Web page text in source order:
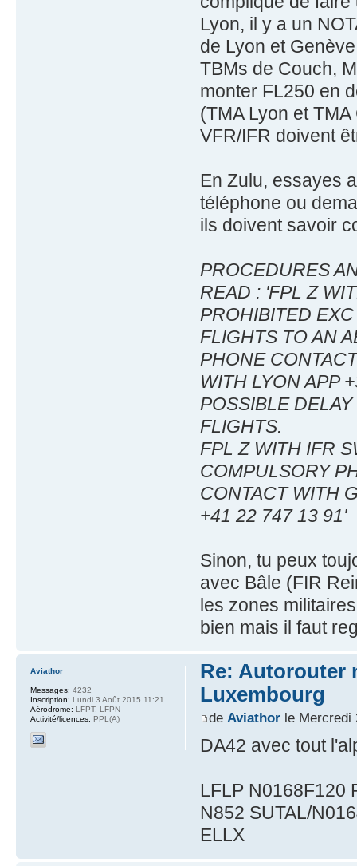
Lyon, il y a un
de Lyon et
TBMs de Couch,
monter FL250 en
(TMA Lyon et
VFR/IFR doivent
En Zulu, essayes
téléphone ou
ils doivent savoir
PROCEDURES
READ : 'FPL Z
PROHIBITED
FLIGHTS TO AN
PHONE CONTACT
WITH LYON APP
POSSIBLE
FLIGHTS.
FPL Z WITH IFR
COMPULSORY
CONTACT WITH
+41 22 747 13 91'
Sinon, tu peux
avec Bâle (FIR
les zones
bien mais il faut
Re: Autorouter
Luxembourg
de Aviathorle Mercredi
DA42 avec tout
LFLP N0168F120
N852 SUTAL/
ELLX
Aviathor
Messages: 4232
Inscription: Lundi 3 Août 2015 11:21
Aérodrome: LFPT, LFPN
Activité/licences: PPL(A)